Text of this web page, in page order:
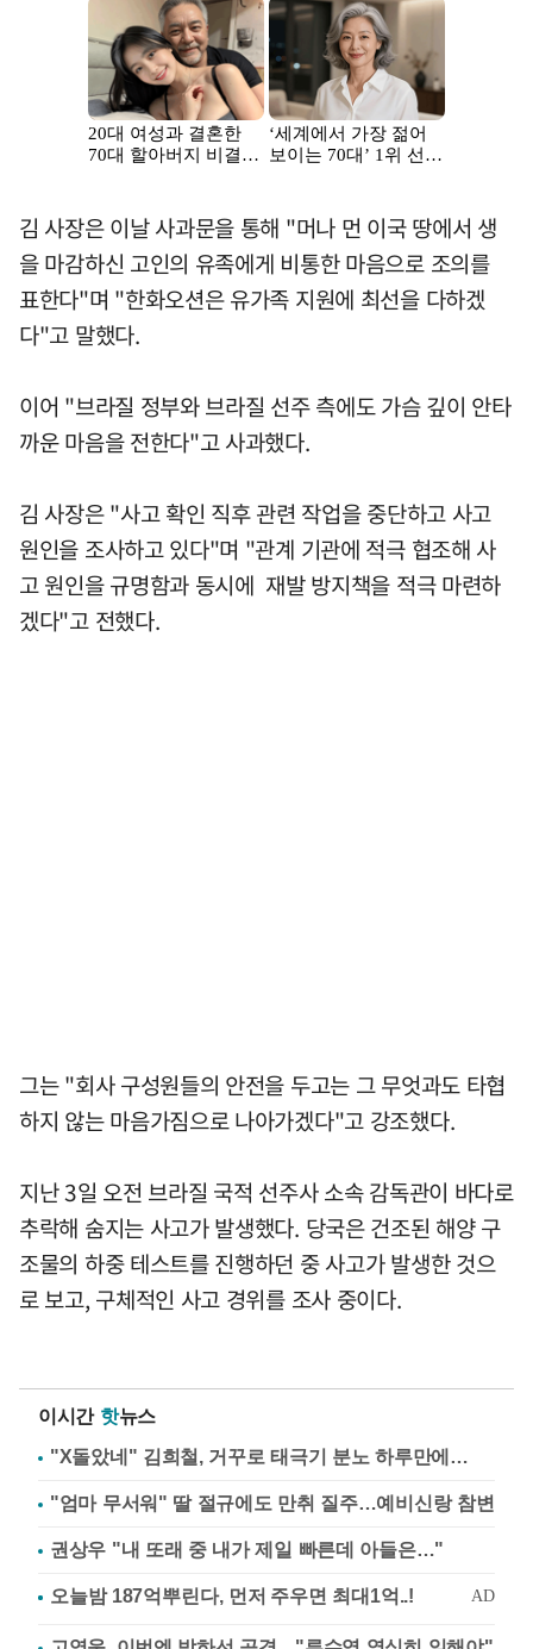
김 사장은 이날 사과문을 통해 "머나 먼 이국 땅에서 생
을 마감하신 고인의 유족에게 비통한 마음으로 조의를
표한다"며 "한화오션은 유가족 지원에 최선을 다하겠
다"고 말했다.
이어 "브라질 정부와 브라질 선주 측에도 가슴 깊이 안타
까운 마음을 전한다"고 사과했다.
김 사장은 "사고 확인 직후 관련 작업을 중단하고 사고
원인을 조사하고 있다"며 "관계 기관에 적극 협조해 사
고 원인을 규명함과 동시에 재발 방지책을 적극 마련하
겠다"고 전했다.
그는 "회사 구성원들의 안전을 두고는 그 무엇과도 타협
하지 않는 마음가짐으로 나아가겠다"고 강조했다.
지난 3일 오전 브라질 국적 선주사 소속 감독관이 바다로
추락해 숨지는 사고가 발생했다. 당국은 건조된 해양 구
조물의 하중 테스트를 진행하던 중 사고가 발생한 것으
로 보고, 구체적인 사고 경위를 조사 중이다.
이시간 핫뉴스
"X돌았네" 김희철, 거꾸로 태극기 분노 하루만에…
"엄마 무서워" 딸 절규에도 만취 질주…예비신랑 참변
권상우 "내 또래 중 내가 제일 빠른데 아들은…"